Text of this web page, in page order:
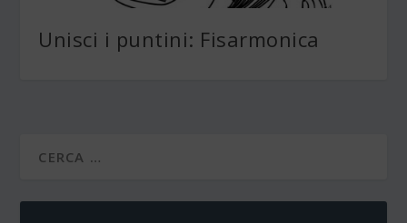
Unisci i puntini: Fisarmonica